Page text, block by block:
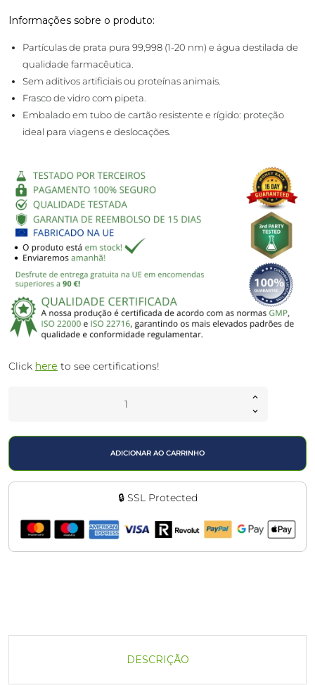
Informações sobre o produto:
Partículas de prata pura 99,998 (1-20 nm) e água destilada de
qualidade farmacêutica.
Sem aditivos artificiais ou proteínas animais.
Frasco de vidro com pipeta.
Embalado em tubo de cartão resistente e rígido: proteção
ideal para viagens e deslocações.
Click here to see certifications!
ADICIONAR AO CARRINHO
🔒 SSL Protected
DESCRIÇÃO